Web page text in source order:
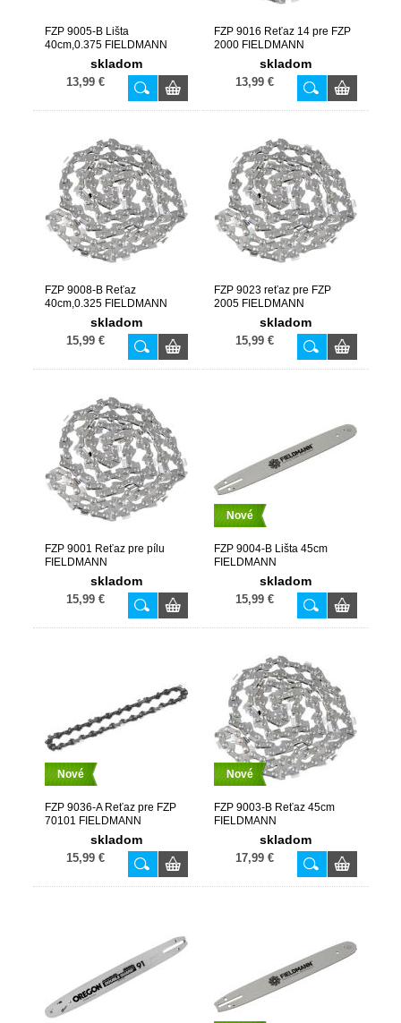
FZP 9005-B Lišta
40cm,0.375 FIELDMANN
skladom
13,99 €
FZP 9016 Reťaz 14 pre FZP
2000 FIELDMANN
skladom
13,99 €
FZP 9008-B Reťaz
40cm,0.325 FIELDMANN
skladom
15,99 €
FZP 9023 reťaz pre FZP
2005 FIELDMANN
skladom
15,99 €
FZP 9001 Reťaz pre pílu
FIELDMANN
skladom
15,99 €
Nové
FZP 9004-B Lišta 45cm
FIELDMANN
skladom
15,99 €
Nové
FZP 9036-A Reťaz pre FZP
70101 FIELDMANN
skladom
15,99 €
Nové
FZP 9003-B Reťaz 45cm
FIELDMANN
skladom
17,99 €